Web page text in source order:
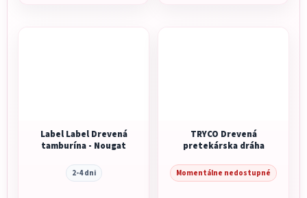
Label Label Drevená
tamburína - Nougat
2-4 dni
TRYCO Drevená
pretekárska dráha
Momentálne nedostupné